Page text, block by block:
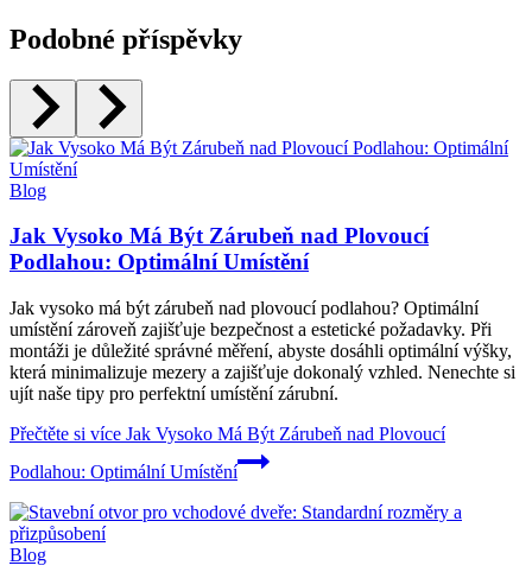
Podobné příspěvky
Blog
Jak Vysoko Má Být Zárubeň nad Plovoucí
Podlahou: Optimální Umístění
Jak vysoko má být zárubeň nad plovoucí podlahou? Optimální
umístění zároveň zajišťuje bezpečnost a estetické požadavky. Při
montáži je důležité správné měření, abyste dosáhli optimální výšky,
která minimalizuje mezery a zajišťuje dokonalý vzhled. Nenechte si
ujít naše tipy pro perfektní umístění zárubní.
Přečtěte si více Jak Vysoko Má Být Zárubeň nad Plovoucí
Podlahou: Optimální Umístění
Blog